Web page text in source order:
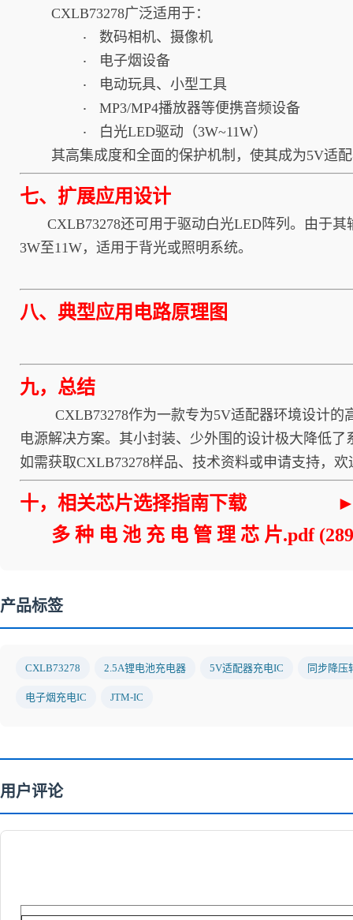
CXLB73278广泛适用于：
· 数码相机、摄像机
· 电子烟设备
· 电动玩具、小型工具
· MP3/MP4播放器等便携音频设备
·
白光LED驱动（3W~11W）
其高集成度和全面的保护机制，使其成为5V适
七、扩展应用设计
CXLB73278还可用于驱动白光LED阵列。由于其
3W至11W，适用于背光或照明系统。
八、典型应用电路原理图
九， 总结
CXLB73278作为一款专为5V适配器环境设计的高
电源解决方案。其小封装、少外围的设计极大降低
如需获取CXLB73278样品、技术资料或申请支持，欢
十，相关芯片选择指南下载
多 种 电 池 充 电 管 理 芯 片.pdf
产品标签
CXLB73278 2.5A锂电池充电器 5V适配器充电IC 同步降压
电子烟充电IC JTM-IC
用户评论